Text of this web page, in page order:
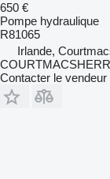
650 €
Pompe hydraulique
R81065
Irlande,
Contacter le vendeur